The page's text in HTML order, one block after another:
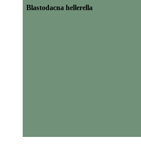
Blastodacna hellerella